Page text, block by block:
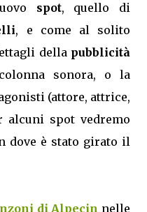
spot, quello di
, e come al solito
della pubblicità
sonora, o la
(attore, attrice,
alcuni spot vedremo
dove è stato girato il
di Alpecin nelle